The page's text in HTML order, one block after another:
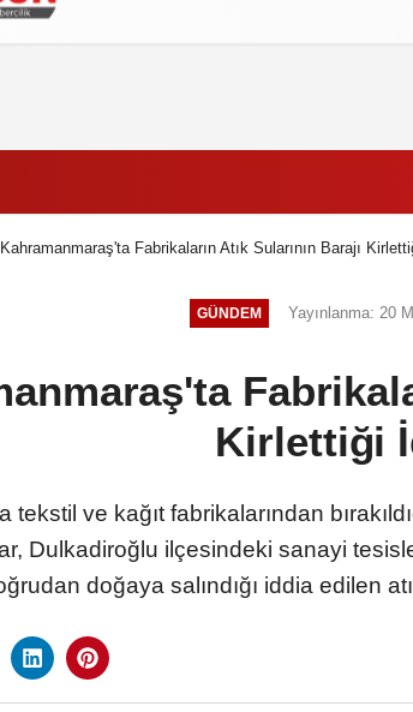
Kahramanmaraş'ta Fabrikaların Atık Sularının Barajı
GÜNDEM Yayınlanma: 20
Kirlettiği
ve kağıt fabrikalarından
Dulkadiroğlu ilçesindeki sanayi
doğaya salındığı iddia edilen